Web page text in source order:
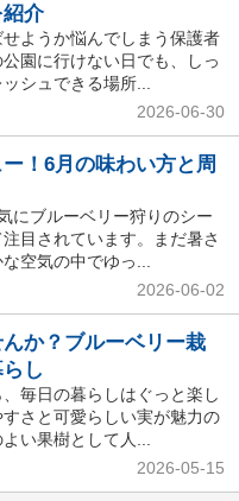
介
ようか悩んでしまう保護者
園に行けない日でも、しっ
シュできる場所...
2026-06-30
！6月の味わい方と周
にブルーベリー狩りのシー
目されています。まだ暑さ
空気の中でゆっ...
2026-06-02
か？ブルーベリー栽
し
毎日の暮らしはぐっと楽し
さと可愛らしい実が魅力の
い果樹として人...
2026-05-15